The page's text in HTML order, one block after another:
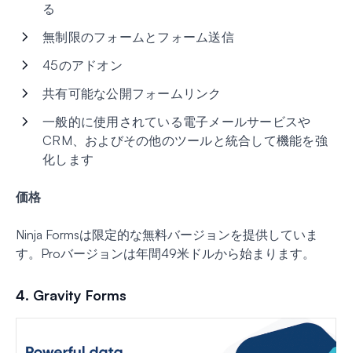
る
無制限のフォームとフォーム送信
45のアドオン
共有可能な公開フォームリンク
一般的に使用されている電子メールサービスや
CRM、およびその他のツールと統合して機能を強
化します
価格
Ninja Formsは限定的な無料バージョンを提供していま
す。Proバージョンは年間49米ドルから始まります。
4. Gravity Forms